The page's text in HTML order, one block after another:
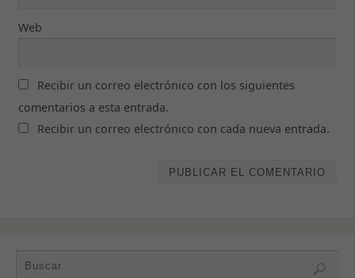
Web
Recibir un correo electrónico con los siguientes
comentarios a esta entrada.
Recibir un correo electrónico con cada nueva entrada.